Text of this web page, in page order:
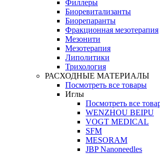
Филлеры
Биоревитализанты
Биорепаранты
Фракционная мезотерапия
Мезонити
Мезотерапия
Липолитики
Трихология
РАСХОДНЫЕ МАТЕРИАЛЫ
Посмотреть все товары
Иглы
Посмотреть все
WENZHOU BEIPU
VOGT MEDICAL
SFM
MESORAM
JBP Nanoneedles